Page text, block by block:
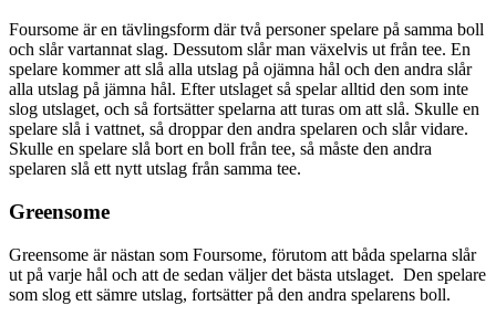
Foursome är en tävlingsform där två personer spelare på samma boll
och slår vartannat slag. Dessutom slår man växelvis ut från tee. En
spelare kommer att slå alla utslag på ojämna hål och den andra slår
alla utslag på jämna hål. Efter utslaget så spelar alltid den som inte
slog utslaget, och så fortsätter spelarna att turas om att slå. Skulle en
spelare slå i vattnet, så droppar den andra spelaren och slår vidare.
Skulle en spelare slå bort en boll från tee, så måste den andra
spelaren slå ett nytt utslag från samma tee.
Greensome
Greensome är nästan som Foursome, förutom att båda spelarna slår
ut på varje hål och att de sedan väljer det bästa utslaget. Den spelare
som slog ett sämre utslag, fortsätter på den andra spelarens boll.